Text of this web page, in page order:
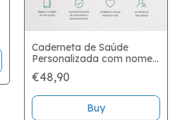
Caderneta de Saúde
Personalizada com nome -
(cópia)
€48,90
Buy